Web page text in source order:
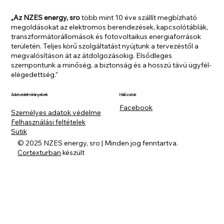
„Az NZES energy, srotöbb mint 10 éve szállít megbízható
megoldásokat az elektromos berendezések, kapcsolótáblák,
transzformátorállomások és fotovoltaikus energiaforrások
területén. Teljes körű szolgáltatást nyújtunk a tervezéstől a
megvalósításon át az átdolgozásokig. Elsődleges
szempontunk a minőség, a biztonság és a hosszú távú ügyfél-
elégedettség.”
Adatvédelmi irányelvek
Személyes adatok védelme
Felhasználási feltételek
Sütik
Hálózatok
Facebook
© 2025 NZES energy, sro | Minden jog fenntartva.
Cortexturban készült